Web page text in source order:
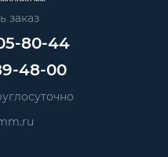
заказ
80-44
48-00